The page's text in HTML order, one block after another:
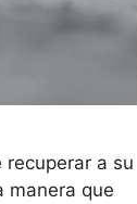
recuperar a su
manera que